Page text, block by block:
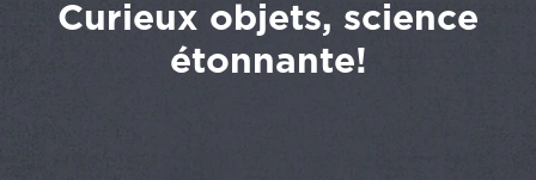
Curieux objets, science
étonnante!